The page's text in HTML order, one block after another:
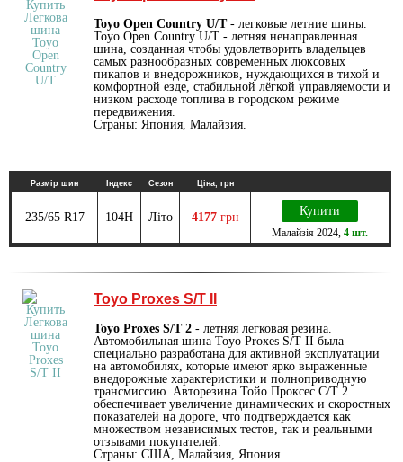
Toyo Open Country U/T- легковые летние шины.
Toyo Open Country U/T - летняя ненаправленная
шина, созданная чтобы удовлетворить владельцев
самых разнообразных современных люксовых
пикапов и внедорожников, нуждающихся в тихой и
комфортной езде, стабильной лёгкой управляемости и
низком расходе топлива в городском режиме
передвижения.
Страны: Япония, Малайзия.
Размір шин Індекс Сезон Ціна, грн
235/65 R17 104H Літо 4177 грн Купити
Малайзія 2024 4 шт.
Toyo Proxes S/T II
Toyo Proxes S/T 2 - летняя легковая резина.
Автомобильная шина Toyo Proxes S/T II была
специально разработана для активной эксплуатации
на автомобилях, которые имеют ярко выраженные
внедорожные характеристики и полноприводную
трансмиссию. Авторезина Тойо Проксес С/Т 2
обеспечивает увеличение динамических и скоростных
показателей на дороге, что подтверждается как
множеством независимых тестов, так и реальными
отзывами покупателей.
Страны: США, Малайзия, Япония.